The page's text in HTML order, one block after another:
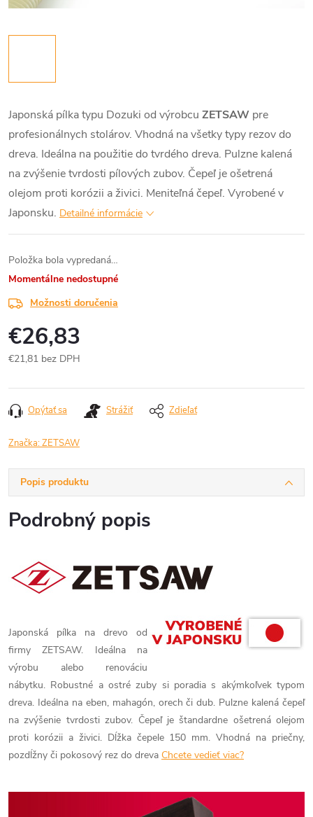
Japonská pílka typu Dozuki od výrobcu ZETSAW pre
profesionálnych stolárov. Vhodná na všetky typy rezov do
dreva. Ideálna na použitie do tvrdého dreva. Pulzne kalená
na zvýšenie tvrdosti pílových zubov. Čepeľ je ošetrená
olejom proti korózii a živici. Meniteľná čepeľ. Vyrobené v
Japonsku. Detailné informácie
Položka bola vypredaná…
Momentálne nedostupné
Možnosti doručenia
€26,83
€21,81 bez DPH
cena:
Opýtať sa Strážiť Zdieľať
Značka:ZETSAW
Popis produktu
Podrobný popis
Japonská pílka na drevo od
firmy ZETSAW. Ideálna na
výrobu alebo renováciu
nábytku. Robustné a ostré zuby si poradia s akýmkoľvek typom
dreva. Ideálna na eben, mahagón, orech či dub. Pulzne kalená čepeľ
na zvýšenie tvrdosti zubov. Čepeľ je štandardne ošetrená olejom
proti korózii a živici. Dĺžka čepele 150 mm. Vhodná na priečny,
pozdĺžny či pokosový rez do dreva Chcete vedieť viac?